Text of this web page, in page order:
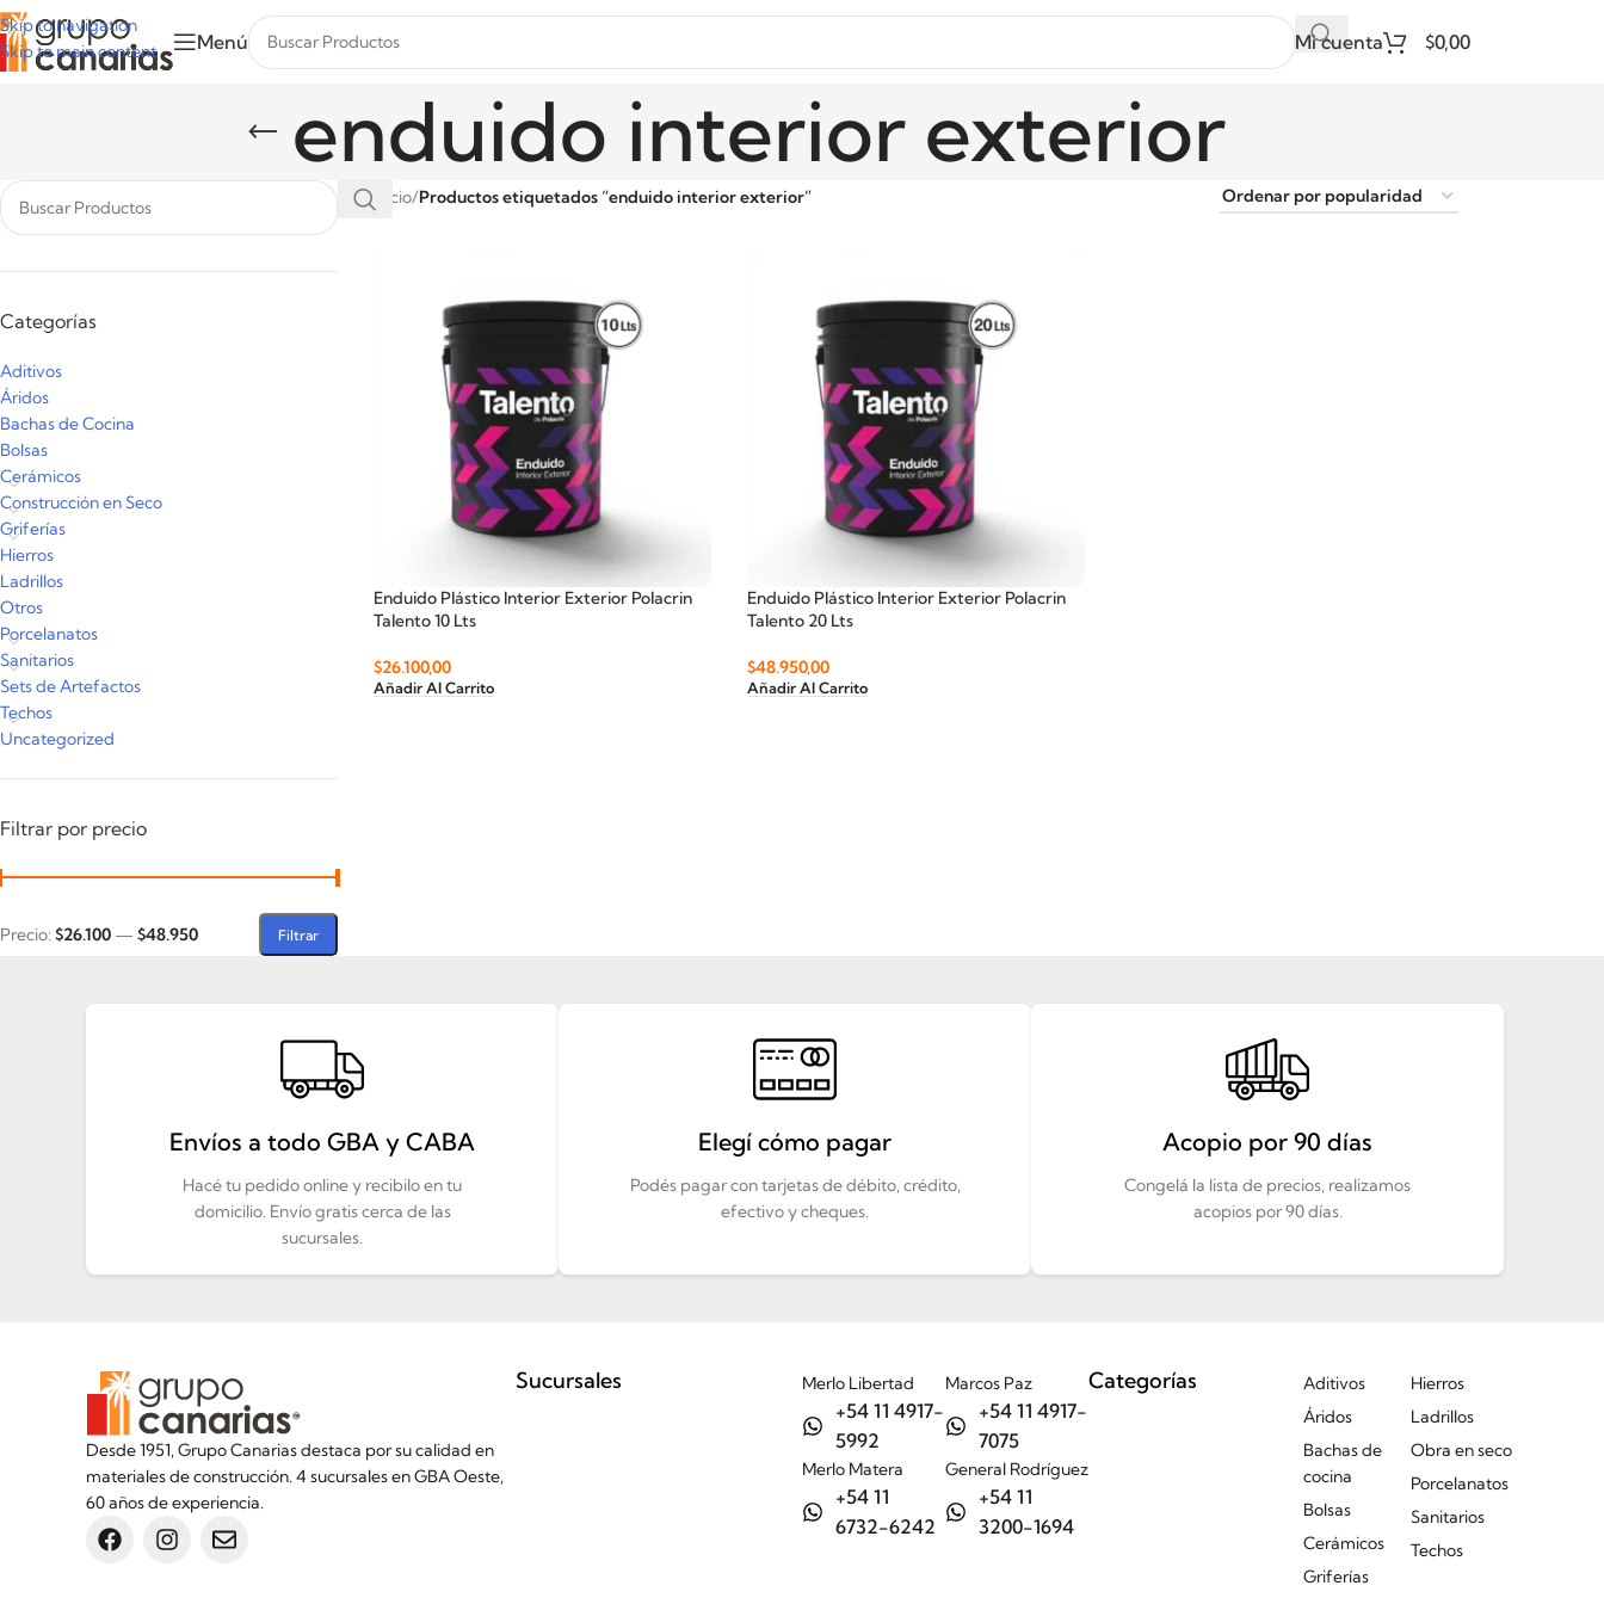
Skip to navigation
Skip to main content
Menú Mi cuenta $0,00
enduido interior exterior
Categorías
Aditivos
Áridos
Bachas de Cocina
Bolsas
Cerámicos
Construcción en Seco
Griferías
Hierros
Ladrillos
Otros
Porcelanatos
Sanitarios
Sets de Artefactos
Techos
Uncategorized
Filtrar por precio
Filtrar
Precio: $26.100 — $48.950
Inicio/Productos etiquetados “enduido interior exterior”
Enduido Plástico Interior Exterior Polacrin
Talento 10 Lts
$26.100,00
Añadir Al Carrito
Enduido Plástico Interior Exterior Polacrin
Talento 20 Lts
$48.950,00
Añadir Al Carrito
Envíos a todo GBA y CABA
Hacé tu pedido online y recibilo en tu
domicilio. Envío gratis cerca de las
sucursales.
Elegí cómo pagar
Podés pagar con tarjetas de débito, crédito,
efectivo y cheques.
Acopio por 90 días
Congelá la lista de precios, realizamos
acopios por 90 días.
Desde 1951, Grupo Canarias destaca por su calidad en
materiales de construcción. 4 sucursales en GBA Oeste,
60 años de experiencia.
Sucursales Merlo Libertad
+54 11 4917-
5992
Merlo Matera
+54 11
6732-6242
Marcos Paz
+54 11 4917-
7075
General Rodríguez
+54 11
3200-1694
Categorías
Aditivos
Áridos
Bachas de
cocina
Bolsas
Cerámicos
Griferías
Hierros
Ladrillos
Obra en seco
Porcelanatos
Sanitarios
Techos